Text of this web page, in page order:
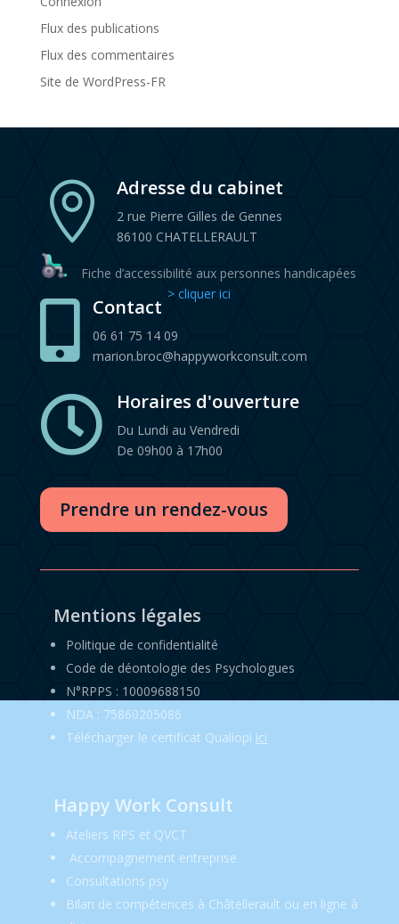
Flux des publications
Flux des commentaires
Site de WordPress-FR
 Adresse du cabinet
2 rue Pierre Gilles de Gennes
86100 CHATELLERAULT
Fiche d’accessibilité aux personnes handicapées
> cliquer ici
 Contact
06 61 75 14 09
marion.broc@happyworkconsult.com
 Horaires d'ouverture
Du Lundi au Vendredi
De 09h00 à 17h00
Prendre un rendez-vous
Mentions légales
Politique de confidentialité
Code de déontologie des Psychologues
N°RPPS : 10009688150
NDA : 75860205086
Télécharger le certificat Qualiopi ici
Happy Work Consult
Ateliers RPS et QVCT
Accompagnement entreprise
Consultations psy
Bilan de compétences à Châtellerault ou en ligne à